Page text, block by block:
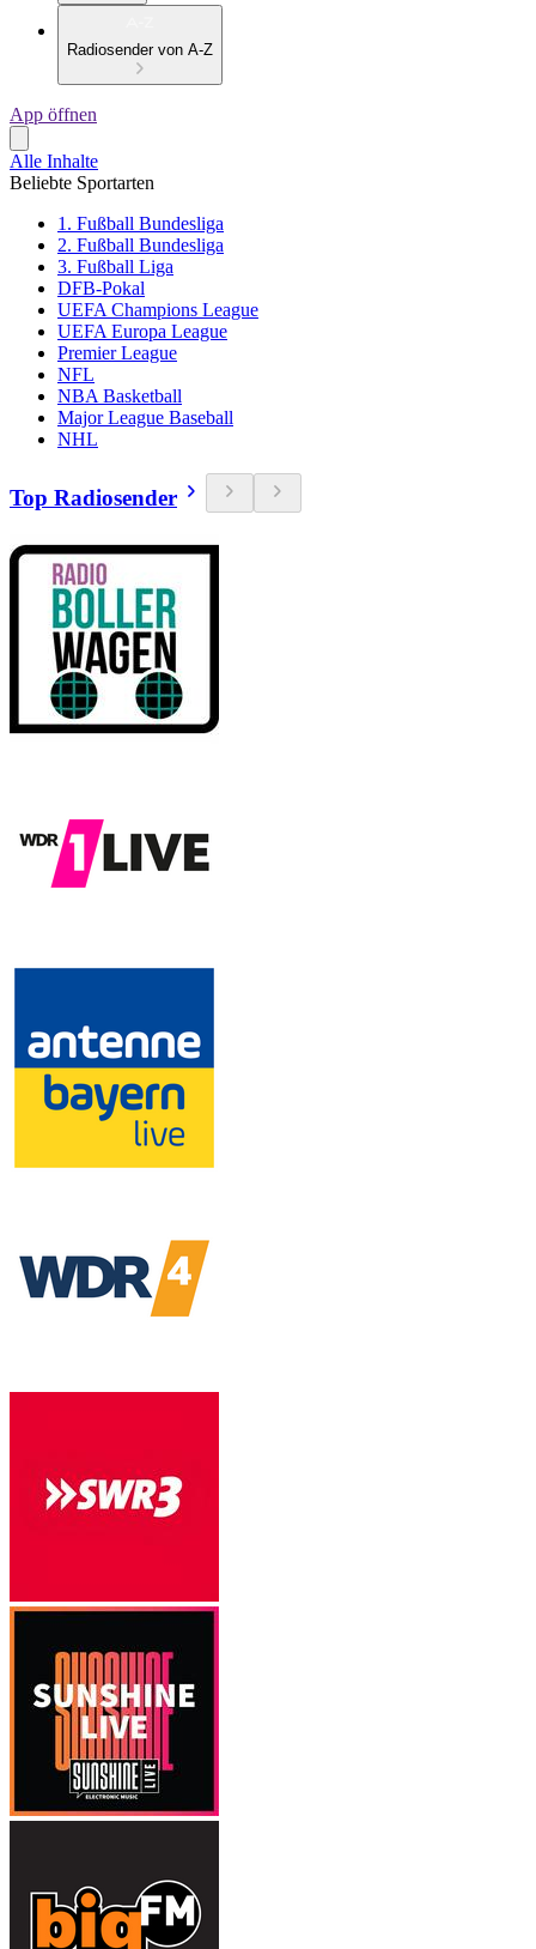
Radiosender von A-Z
App öffnen
Alle Inhalte
Beliebte Sportarten
1. Fußball Bundesliga
2. Fußball Bundesliga
3. Fußball Liga
DFB-Pokal
UEFA Champions League
UEFA Europa League
Premier League
NFL
NBA Basketball
Major League Baseball
NHL
Top Radiosender